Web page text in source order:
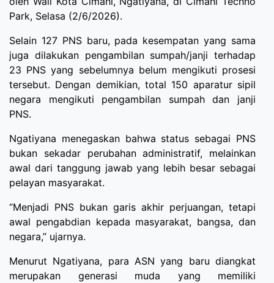
Park, Selasa (2/6/2026).
Selain 127 PNS baru, pada kesempatan yang sama
juga dilakukan pengambilan sumpah/janji terhadap
23 PNS yang sebelumnya belum mengikuti prosesi
tersebut. Dengan demikian, total 150 aparatur sipil
negara mengikuti pengambilan sumpah dan janji
PNS.
Ngatiyana menegaskan bahwa status sebagai PNS
bukan sekadar perubahan administratif, melainkan
awal dari tanggung jawab yang lebih besar sebagai
pelayan masyarakat.
“Menjadi PNS bukan garis akhir perjuangan, tetapi
awal pengabdian kepada masyarakat, bangsa, dan
negara,” ujarnya.
Menurut Ngatiyana, para ASN yang baru diangkat
merupakan generasi muda yang memiliki